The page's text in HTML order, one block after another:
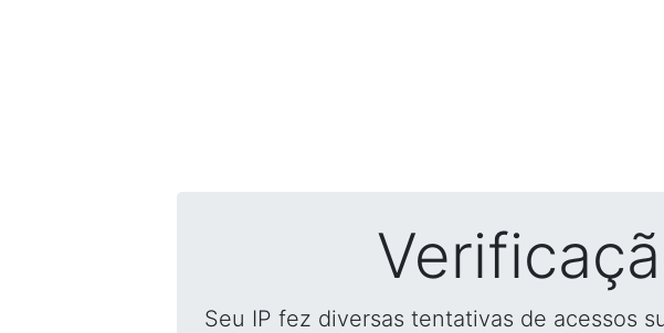
Seu IP fez diversas tentativas de acessos